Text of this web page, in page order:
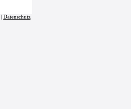
Datenschutz